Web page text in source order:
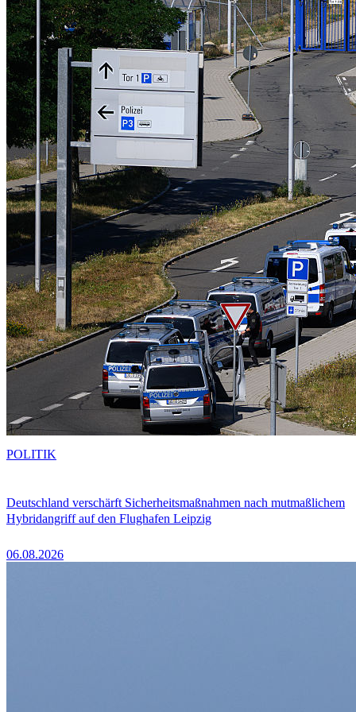
Deutschland verschärft Sicherheitsmaßnahmen nach mutmaßlichem
Hybridangriff auf den Flughafen Leipzig
06.08.2026
POLITIK